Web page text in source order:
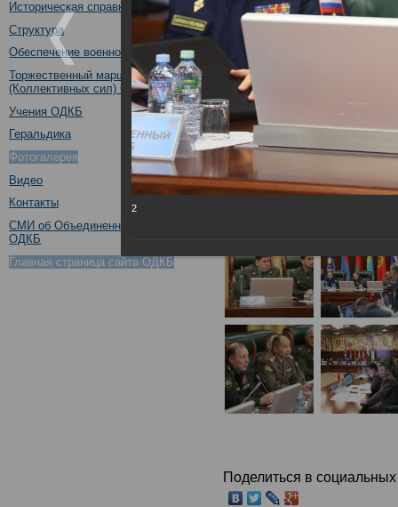
Историческая справка
Структура
Обеспечение военной безопасности
Торжественный марш Войск
(Коллективных сил) ОДКБ
Учения ОДКБ
Геральдика
Фотогалерея
Видео
Контакты
СМИ об Объединенном штабе
ОДКБ
Главная страница сайта ОДКБ
20.02.2018
Поделиться в социальных
2